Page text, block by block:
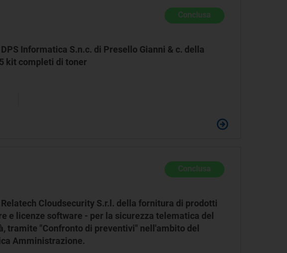
Conclusa
Informatica S.n.c. di Presello Gianni & c. della
kit completi di toner
Conclusa
Cloudsecurity S.r.l. della fornitura di prodotti
e licenze software - per la sicurezza telematica del
tramite "Confronto di preventivi" nell'ambito del
Amministrazione.